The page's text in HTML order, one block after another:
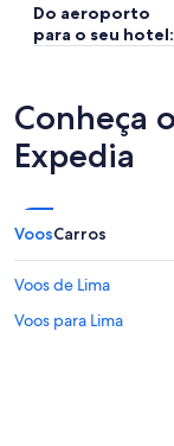
Do aeroporto
para o seu hotel:
Conheça
Expedia
VoosCarros
Voos de Lima
Voos para Lima